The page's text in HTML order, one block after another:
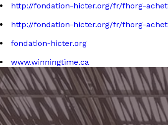
http://fondation-hicter.org/fr/fhorg-
http://fondation-hicter.org/fr/fhorg-
fondation-hicter.org
www.winningtime.ca